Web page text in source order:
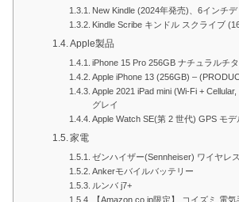
New Kindle (2024年発売)、6インチデ
Kindle Scribe キンドル スクライブ
Apple製品
iPhone 15 Pro 256GB ナチュラルチ
Apple iPhone 13 (256GB) –
Apple 2021 iPad mini (Wi-Fi +
グレイ
Apple Watch SE(第 2 世代) GPS モデ
家電
ゼンハイザー(Sennheiser) ワイヤレ
Ankerモバイルバッテリー
ルンバ j7+
【Amazon.co.jp限定】 コイズミ 電気